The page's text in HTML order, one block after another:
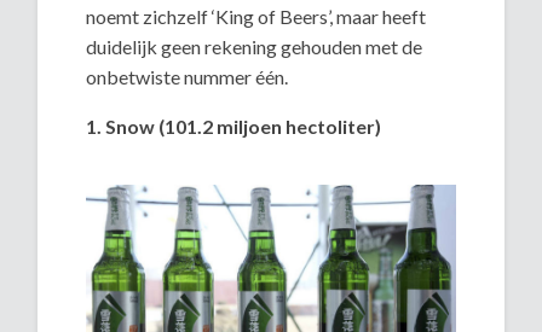
noemt zichzelf ‘King of Beers’, maar heeft
duidelijk geen rekening gehouden met de
onbetwiste nummer één.
1. Snow (101.2 miljoen hectoliter)